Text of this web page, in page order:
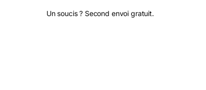
Un soucis ? Second envoi gratuit.